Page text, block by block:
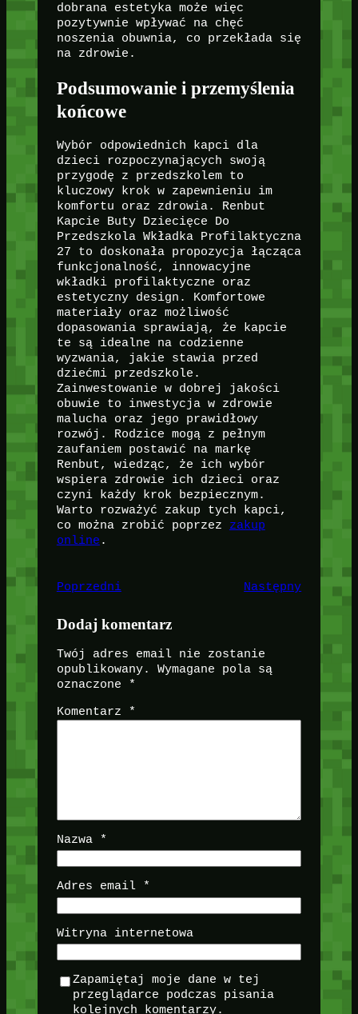
dobrana estetyka może więc
pozytywnie wpływać na chęć
noszenia obuwnia, co przekłada się
na zdrowie.
Podsumowanie i przemyślenia
końcowe
Wybór odpowiednich kapci dla
dzieci rozpoczynających swoją
przygodę z przedszkolem to
kluczowy krok w zapewnieniu im
komfortu oraz zdrowia. Renbut
Kapcie Buty Dziecięce Do
Przedszkola Wkładka Profilaktyczna
27 to doskonała propozycja łącząca
funkcjonalność, innowacyjne
wkładki profilaktyczne oraz
estetyczny design. Komfortowe
materiały oraz możliwość
dopasowania sprawiają, że kapcie
te są idealne na codzienne
wyzwania, jakie stawia przed
dziećmi przedszkole.
Zainwestowanie w dobrej jakości
obuwie to inwestycja w zdrowie
malucha oraz jego prawidłowy
rozwój. Rodzice mogą z pełnym
zaufaniem postawić na markę
Renbut, wiedząc, że ich wybór
wspiera zdrowie ich dzieci oraz
czyni każdy krok bezpiecznym.
Warto rozważyć zakup tych kapci,
co można zrobić poprzez zakup
online .
Poprzedni Następny
Dodaj komentarz
Twój adres email nie zostanie
opublikowany.
Wymagane pola są
oznaczone
*
Komentarz *
Nazwa *
Adres email *
Witryna internetowa
Zapamiętaj moje dane w tej
przeglądarce podczas pisania
kolejnych komentarzy.